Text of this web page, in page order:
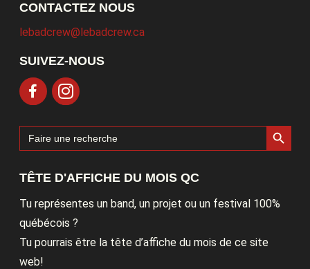
CONTACTEZ NOUS
lebadcrew@lebadcrew.ca
SUIVEZ-NOUS
Search
for:
Search Button
TÊTE D'AFFICHE DU MOIS QC
Tu représentes un band, un projet ou un festival 100%
québécois ?
Tu pourrais être la tête d’affiche du mois de ce site
web!